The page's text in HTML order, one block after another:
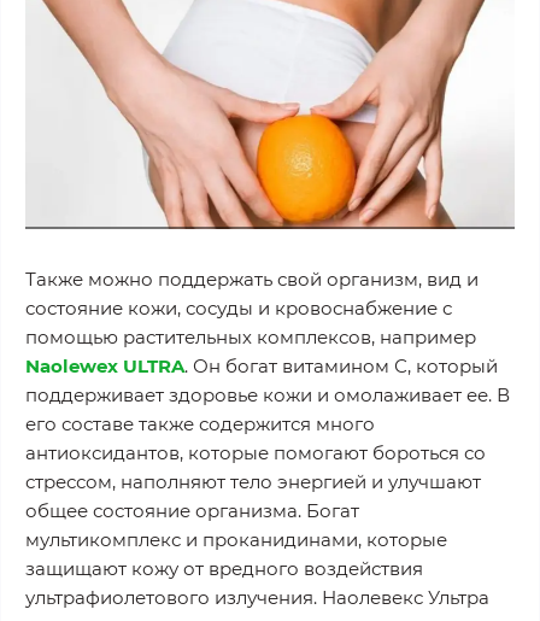
Также можно поддержать свой организм, вид и
состояние кожи, сосуды и кровоснабжение с
помощью растительных комплексов, например
Naolewex ULTRA. Он богат витамином С, который
поддерживает здоровье кожи и омолаживает ее. В
его составе также содержится много
антиоксидантов, которые помогают бороться со
стрессом, наполняют тело энергией и улучшают
общее состояние организма. Богат
мультикомплекс и проканидинами, которые
защищают кожу от вредного воздействия
ультрафиолетового излучения. Наолевекс Ультра